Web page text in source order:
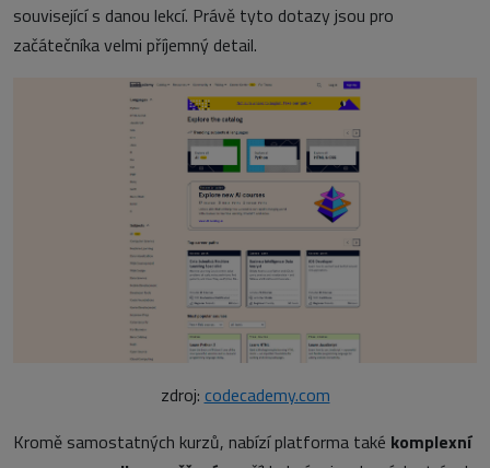
související s danou lekcí. Právě tyto dotazy jsou pro
začátečníka velmi příjemný detail.
zdroj: codecademy.com
Kromě samostatných kurzů, nabízí platforma také komplexní